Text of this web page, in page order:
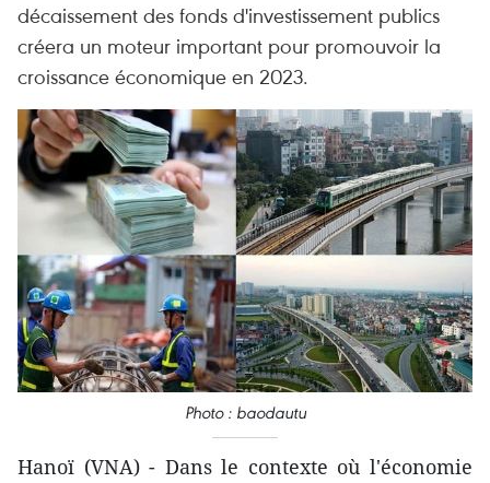
décaissement des fonds d'investissement publics
créera un moteur important pour promouvoir la
croissance économique en 2023.
Photo : baodautu
Hanoï (VNA) - Dans le contexte où l'économie